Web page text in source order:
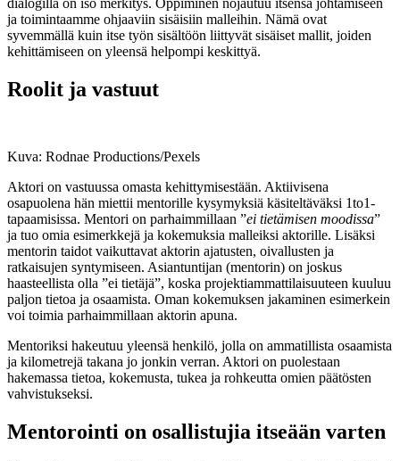
ja toimintaamme ohjaaviin sisäisiin malleihin. Nämä ovat
syvemmällä kuin itse työn sisältöön liittyvät sisäiset mallit, joiden
kehittämiseen on yleensä helpompi keskittyä.
Roolit ja vastuut
Kuva: Rodnae Productions/Pexels
Aktori on vastuussa omasta kehittymisestään. Aktiivisena
osapuolena hän miettii mentorille kysymyksiä käsiteltäväksi 1to1-
tapaamisissa. Mentori on parhaimmillaan ”ei tietämisen moodissa”
ja tuo omia esimerkkejä ja kokemuksia malleiksi aktorille. Lisäksi
mentorin taidot vaikuttavat aktorin ajatusten, oivallusten ja
ratkaisujen syntymiseen. Asiantuntijan (mentorin) on joskus
haasteellista olla ”ei tietäjä”, koska projektiammattilaisuuteen kuuluu
paljon tietoa ja osaamista. Oman kokemuksen jakaminen esimerkein
voi toimia parhaimmillaan aktorin apuna.
Mentoriksi hakeutuu yleensä henkilö, jolla on ammatillista osaamista
ja kilometrejä takana jo jonkin verran. Aktori on puolestaan
hakemassa tietoa, kokemusta, tukea ja rohkeutta omien päätösten
vahvistukseksi.
Mentorointi on osallistujia itseään varten